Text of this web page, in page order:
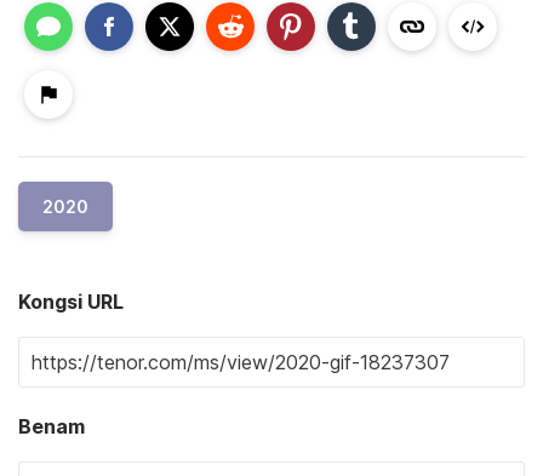
2020
Kongsi URL
Benam